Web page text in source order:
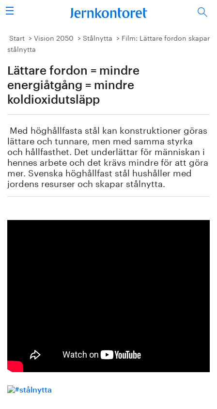
Sök
Stålindustrin
Forskning/utbildning
Vi tycker
Publicerat
Bildbank
Start Vision 2050 Stålnytta
Film: Lättare fordon skapar
stålnytta
Lättare fordon = mindre
energiåtgång = mindre
koldioxidutsläpp
Med höghållfasta stål kan konstruktioner göras
lättare och tunnare, men med samma styrka
och hållfasthet. Det underlättar för människan i
hennes arbete och det krävs mindre för att göra
mer. Svenska höghållfast stål hushåller med
jordens resurser och skapar stålnytta.